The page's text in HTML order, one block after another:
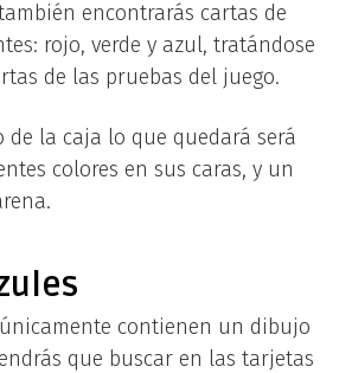
encontrarás cartas de
rojo, verde y azul, tratándose
de las pruebas del juego.
de la caja lo que quedará será
colores en sus caras, y un
contienen un dibujo
que buscar en las tarjetas